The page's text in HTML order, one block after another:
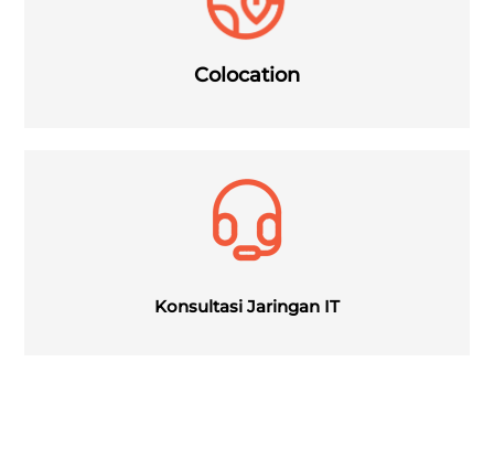
Colocation
Konsultasi Jaringan IT